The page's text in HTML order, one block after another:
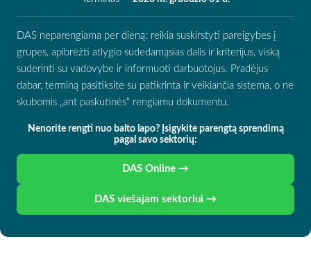
DAS neparengiama per dieną: reikia suskirstyti pareigybes į
grupes, apibrėžti atlygio sudedamąsias dalis ir kriterijus, viską
suderinti su vadovybe ir informuoti darbuotojus. Pradėjus
dabar, terminą pasitiksite su patikrinta ir veikiančia sistema, o ne
skubomis „ant paskutinės“ rengiamu dokumentu.
Nenorite rengti nuo balto lapo? Įsigykite parengtą sprendimą
pagal savo sektorių:
DAS Online →
DAS viešajam sektoriui →